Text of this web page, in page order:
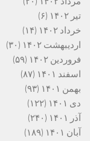
تیر ۱۴۰۲
(۶)
خرداد ۱۴۰۲
(۱۴)
اردیبهشت ۱۴۰۲
(۳۰)
فروردین ۱۴۰۲
(۵۹)
اسفند ۱۴۰۱
(۸۷)
بهمن ۱۴۰۱
(۹۳)
دی ۱۴۰۱
(۱۲۲)
آذر ۱۴۰۱
(۲۴۰)
آبان ۱۴۰۱
(۱۸۹)